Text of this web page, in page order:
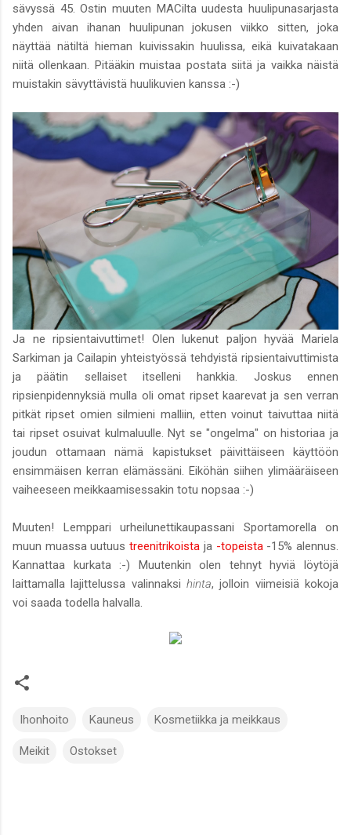
sävyssä 45. Ostin muuten MACilta uudesta huulipunasarjasta
yhden aivan ihanan huulipunan jokusen viikko sitten, joka
näyttää nätiltä hieman kuivissakin huulissa, eikä kuivatakaan
niitä ollenkaan. Pitääkin muistaa postata siitä ja vaikka näistä
muistakin sävyttävistä huulikuvien kanssa :-)
Ja ne ripsientaivuttimet! Olen lukenut paljon hyvää Mariela
Sarkiman ja Cailapin yhteistyössä tehdyistä ripsientaivuttimista
ja päätin sellaiset itselleni hankkia. Joskus ennen
ripsienpidennyksiä mulla oli omat ripset kaarevat ja sen verran
pitkät ripset omien silmieni malliin, etten voinut taivuttaa niitä
tai ripset osuivat kulmaluulle. Nyt se "ongelma" on historiaa ja
joudun ottamaan nämä kapistukset päivittäiseen käyttöön
ensimmäisen kerran elämässäni. Eiköhän siihen ylimääräiseen
vaiheeseen meikkaamisessakin totu nopsaa :-)
Muuten! Lemppari urheilunettikaupassani Sportamorella on
muun muassa uutuustreenitrikoista ja -topeista-15% alennus.
Kannattaa kurkata :-) Muutenkin olen tehnyt hyviä löytöjä
laittamalla lajittelussa valinnaksi hinta, jolloin viimeisiä kokoja
voi saada todella halvalla.
Ihonhoito Kauneus Kosmetiikka ja meikkaus
Meikit Ostokset